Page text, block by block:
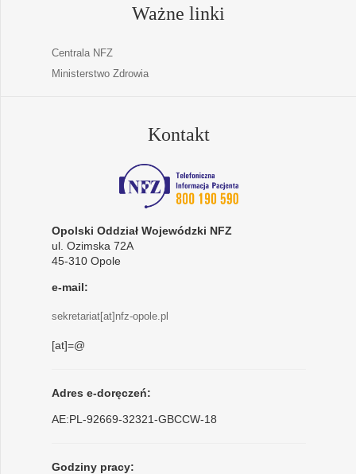
Ważne linki
Centrala NFZ
Ministerstwo Zdrowia
Kontakt
Opolski Oddział Wojewódzki NFZ
ul. Ozimska 72A
45-310 Opole
e-mail:
sekretariat[at]nfz-opole.pl
[at]=@
Adres e-doręczeń:
AE:PL-92669-32321-GBCCW-18
Godziny pracy: